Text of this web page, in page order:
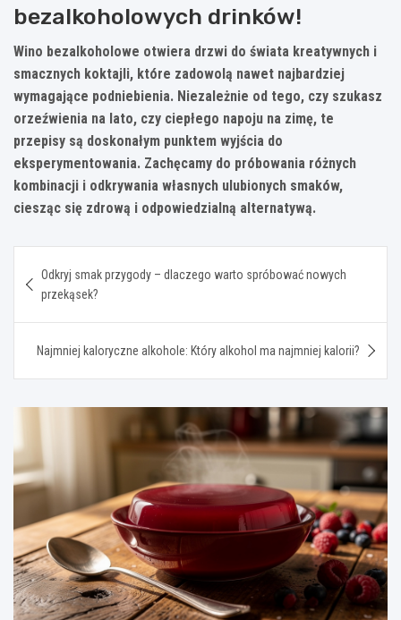
bezalkoholowych drinków!
Wino bezalkoholowe otwiera drzwi do świata kreatywnych i
smacznych koktajli, które zadowolą nawet najbardziej
wymagające podniebienia. Niezależnie od tego, czy szukasz
orzeźwienia na lato, czy ciepłego napoju na zimę, te
przepisy są doskonałym punktem wyjścia do
eksperymentowania. Zachęcamy do próbowania różnych
kombinacji i odkrywania własnych ulubionych smaków,
ciesząc się zdrową i odpowiedzialną alternatywą.
wpisu
Odkryj smak przygody – dlaczego warto spróbować nowych
przekąsek?
Najmniej kaloryczne alkohole: Który alkohol ma najmniej kalorii?